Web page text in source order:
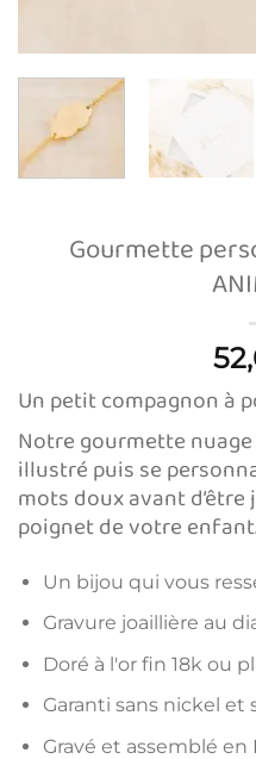
Gourmette
Un petit compagnon à
Notre gourmette nuage
illustré puis se
mots doux avant
poignet de votre
Un bijou qui vous
Gravure joaillière au
Doré à l'or fin 18k ou
Garanti sans nickel et
Gravé et assemblé en